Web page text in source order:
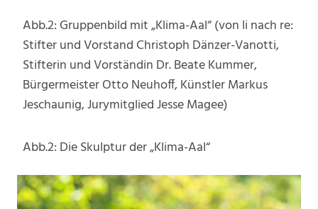
Abb.2: Gruppenbild mit „Klima-Aal“ (von li nach re:
Stifter und Vorstand Christoph Dänzer-Vanotti,
Stifterin und Vorständin Dr. Beate Kummer,
Bürgermeister Otto Neuhoff, Künstler Markus
Jeschaunig, Jurymitglied Jesse Magee)
Abb.2: Die Skulptur der „Klima-Aal“